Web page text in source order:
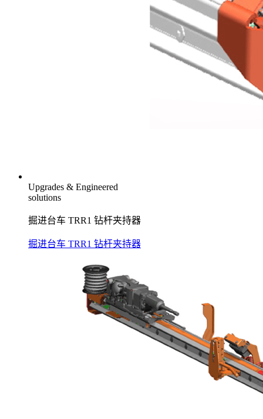
Upgrades & Engineered
solutions
掘进台车 TRR1 钻杆夹持器
掘进台车 TRR1 钻杆夹持器